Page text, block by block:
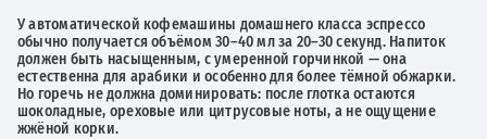
У автоматической кофемашины домашнего класса эспрессо
обычно получается объёмом 30–40 мл за 20–30 секунд. Напиток
должен быть насыщенным, с умеренной горчинкой — она
естественна для арабики и особенно для более тёмной обжарки.
Но горечь не должна доминировать: после глотка остаются
шоколадные, ореховые или цитрусовые ноты, а не ощущение
жжёной корки.